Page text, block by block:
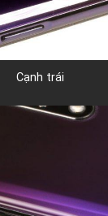
Cạnh trái